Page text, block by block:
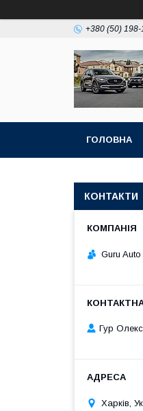
+380 (50) 198-
ГОЛОВНА
КОНТАКТИ
Guru
Гур
Харків,